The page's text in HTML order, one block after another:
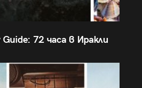
72 часа в Иракли